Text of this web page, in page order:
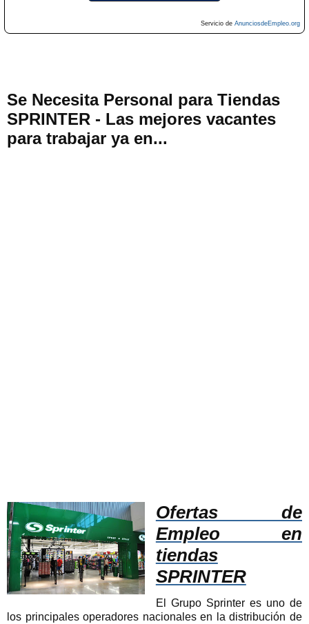
Servicio de AnunciosdeEmpleo.org
Se Necesita Personal para Tiendas
SPRINTER - Las mejores vacantes
para trabajar ya en...
Ofertas de
Empleo en
tiendas
SPRINTER
El Grupo Sprinter es uno de
los principales operadores nacionales en la distribución de